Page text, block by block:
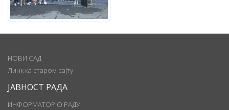
НОВИ САД
Линк ка старом сајту
ЈАВНОСТ РАДА
ИНФОРМАТОР О РАДУ